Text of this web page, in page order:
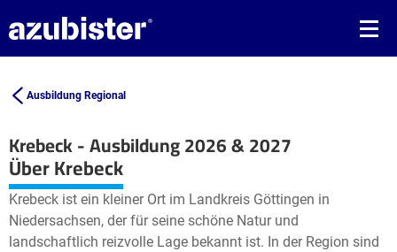
Ausbildung Regional
Krebeck - Ausbildung 2026 & 2027
+
−
Leaflet| ©OpenStreetMap2
Über Krebeck
Krebeck ist ein kleiner Ort im Landkreis Göttingen in
Niedersachsen, der für seine schöne Natur und
landschaftlich reizvolle Lage bekannt ist. In der Region sind